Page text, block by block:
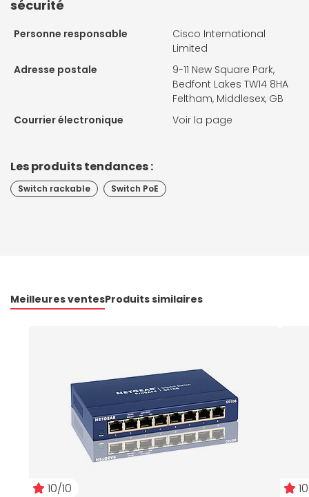
sécurité
Personne responsable
Cisco International
Limited
Adresse postale
9-11 New Square Park,
Bedfont Lakes TW14 8HA
Feltham, Middlesex, GB
Courrier électronique
Voir la page
Les produits tendances :
Switch rackable Switch PoE
Meilleures ventesProduits similaires
10/10